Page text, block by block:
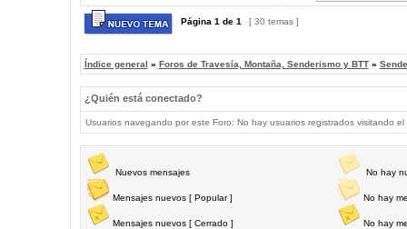
Página 1 de 1 [ 30 temas ]
Índice general » Foros de Travesía, Montaña, Senderismo y BTT»
¿Quién está conectado?
Usuarios navegando por este Foro: No hay usuarios registrados visitando
Nuevos mensajes
Mensajes nuevos [ Popular ]
Mensajes nuevos [ Cerrado ]
No hay
No hay
No hay